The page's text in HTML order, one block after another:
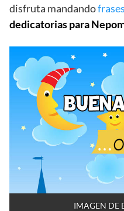
disfruta mandando
dedicatorias para
IMAGEN DE